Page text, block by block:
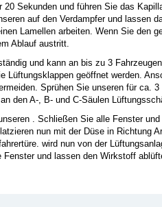
Sekunden und führen Sie das
auf den Verdampfer und lassen
Lamellen arbeiten. Wenn Sie den
Ablauf austritt.
und kann an bis zu 3
geöffnet werden.
Sprühen Sie unseren für ca.
den A-, B- und C-Säulen
. Schließen Sie alle Fenster
nun mit der Düse in Richtung
wird nun von der
und lassen den Wirkstoff